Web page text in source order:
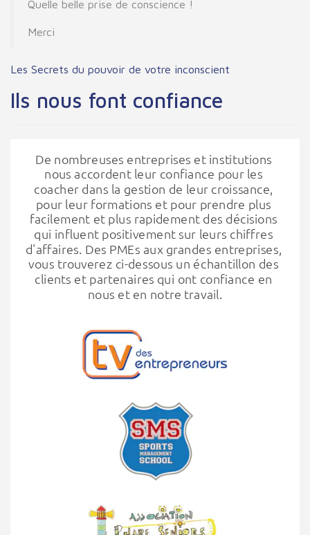
Quelle belle prise de conscience !
Merci
Les Secrets du pouvoir de votre inconscient
Ils nous font confiance